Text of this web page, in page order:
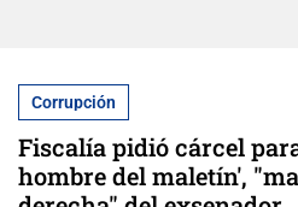
Corrupción
Fiscalía pidió cárcel
hombre del maletín',